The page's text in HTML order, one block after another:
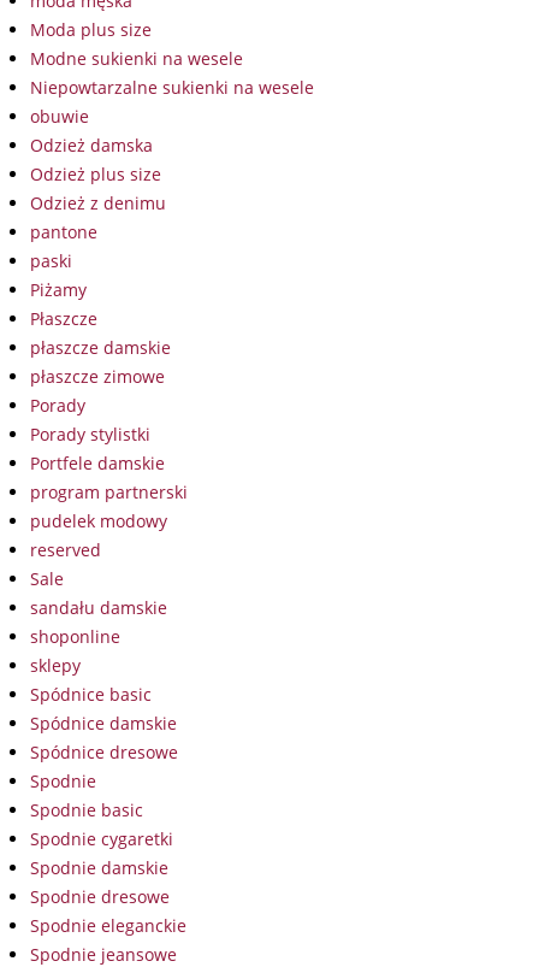
Moda plus size
Modne sukienki na wesele
Niepowtarzalne sukienki na wesele
obuwie
Odzież damska
Odzież plus size
Odzież z denimu
pantone
paski
Piżamy
Płaszcze
płaszcze damskie
płaszcze zimowe
Porady
Porady stylistki
Portfele damskie
program partnerski
pudelek modowy
reserved
Sale
sandału damskie
shoponline
sklepy
Spódnice basic
Spódnice damskie
Spódnice dresowe
Spodnie
Spodnie basic
Spodnie cygaretki
Spodnie damskie
Spodnie dresowe
Spodnie eleganckie
Spodnie jeansowe